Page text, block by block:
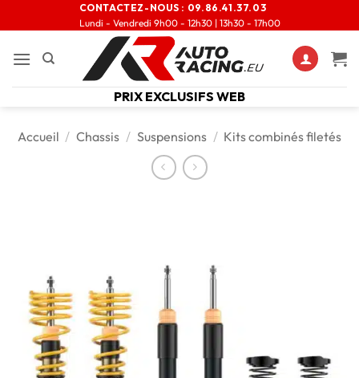
CONTACTEZ-NOUS : 09.86.41.37.03
Lundi - Vendredi 9h00 - 12h30 | 13h30 - 17h00
PRIX EXCLUSIFS WEB
Accueil / Chassis / Suspensions / Kits combinés filetés